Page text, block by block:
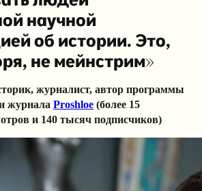
научной
об истории. Это,
не мейнстрим»
журналист, автор программы
журнала Proshloe (более 15
и 140 тысяч подписчиков)